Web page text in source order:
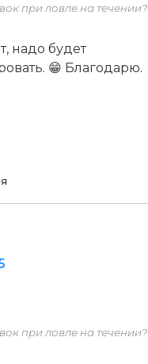
при ловле на течении?
надо будет
😁 Благодарю.
при ловле на течении?